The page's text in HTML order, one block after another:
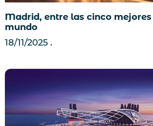
Madrid, entre las cinco
mundo
18/11/2025